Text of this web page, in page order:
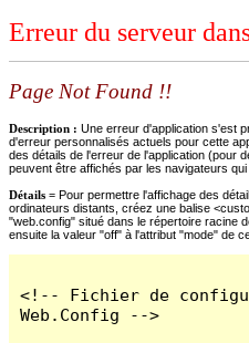
Erreur du serveur
Page Not Found !!
Description : Une erreur d'application s'est
d'erreur personnalisés actuels pour cette
des détails de l'erreur de l'application (pour
peuvent être affichés par les navigateurs
Détails = Pour permettre l'affichage des
ordinateurs distants, créez une balise
"web.config" situé dans le répertoire racine
ensuite la valeur "off" à l'attribut "mode" de
<!-- Fichier de
Web.Config -->